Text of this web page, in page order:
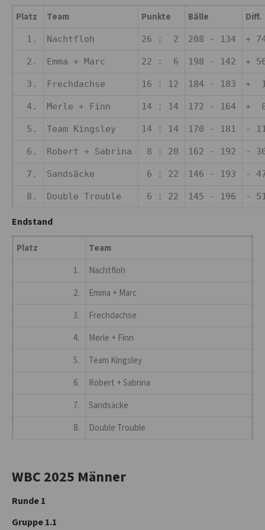
Platz Team Punkte Bälle Diff.
1. Nachtfloh 26 : 2 208 - 134 +
2. Emma + Marc 22 : 6 198 - 142 +
3. Frechdachse 16 : 12 184 - 183 +
4. Merle + Finn 14 : 14 172 - 164 +
5. Team Kingsley 14 : 14 170 - 181 -
6. Robert + Sabrina 8 : 20 162 - 192 -
7. Sandsäcke 6 : 22 146 - 193 -
8. Double Trouble 6 : 22 145 - 196 -
Endstand
Platz
Team
1.
Nachtfloh
2.
Emma + Marc
3.
Frechdachse
4.
Merle + Finn
5.
Team Kingsley
6.
Robert + Sabrina
7.
Sandsäcke
8.
Double Trouble
WBC 2025 Männer
Runde 1
Gruppe 1.1